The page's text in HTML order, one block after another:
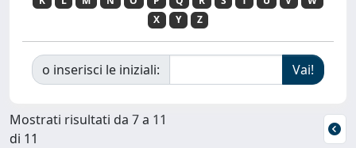
X
Y Z
o inserisci le iniziali:
Mostrati risultati da 7 a 11
di 11